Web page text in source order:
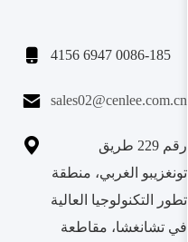
 0086-185 6947 4156
 sales02@cenlee.com.cn

رقم 229 طريق
تونغزيبو الغربي، منطقة
تطور التكنولوجيا العالية
في تشانغشا، مقاطعة